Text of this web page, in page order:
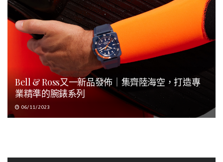
Bell & Ross又一新品發佈｜集齊陸海空，打造專
業精準的腕錶系列
06/11/2023